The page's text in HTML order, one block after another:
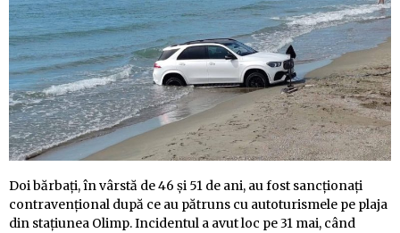
Doi bărbați, în vârstă de 46 și 51 de ani, au fost sancționați
contravențional după ce au pătruns cu autoturismele pe plaja
din stațiunea Olimp. Incidentul a avut loc pe 31 mai, când